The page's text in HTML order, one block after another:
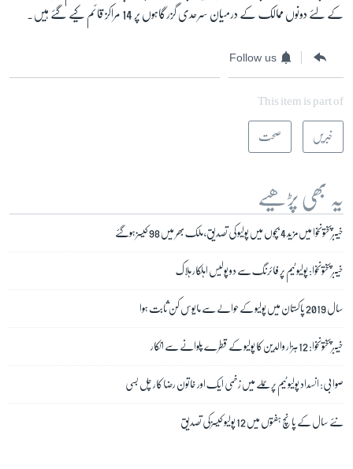
کے لئے دونوں ممالک کے درمیان سرحدی گزرگاہوں پر 14 مراکز قائم کیے گئے ہیں۔
Follow us
This item is part of
خبریں صحت
یہ بھی پڑھیے
خیبرپختونخوا میں مزید 4 بچوں میں پولیو کی تصدیق، ملک بھر میں 98 کیسز ہوگئے
خیبر پختونخوا: پولیو ٹیم پر فائرنگ سے دو پولیس اہلکار ہلاک
سال 2019 پاکستان میں پولیو کے حوالے سے مایوس کن ثابت ہوا
خیبر پختونخوا: 12 ہزار والدین کا پولیو کے قطرے پلوانے سے انکار
صوابی: انسداد پولیو ٹیم پر حملے میں زخمی ایک اور خاتون رضا کار چل بسی
نئے سال کے پانچ ہفتوں میں 12 پولیو کیسز کی تصدیق